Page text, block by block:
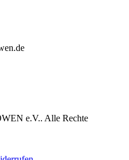
e.V.. Alle Rechte